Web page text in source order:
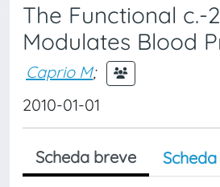
The Functional
Modulates Blood
Caprio M;
2010-01-01
Scheda breve